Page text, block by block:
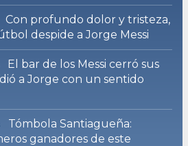
Con profundo dolor y tristeza,
despide a Jorge Messi
El bar de los Messi cerró sus
a Jorge con un sentido
Tómbola Santiagueña:
ganadores de este